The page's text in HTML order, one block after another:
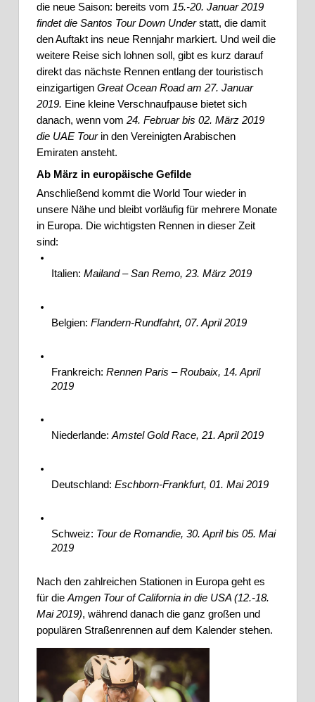
die neue Saison: bereits vom 15.-20. Januar 2019
findet die Santos Tour Down Under statt, die damit
den Auftakt ins neue Rennjahr markiert. Und weil die
weitere Reise sich lohnen soll, gibt es kurz darauf
direkt das nächste Rennen entlang der touristisch
einzigartigen Great Ocean Road am 27. Januar
2019. Eine kleine Verschnaufpause bietet sich
danach, wenn vom 24. Februar bis 02. März 2019
die UAE Tour in den Vereinigten Arabischen
Emiraten ansteht.
Ab März in europäische Gefilde
Anschließend kommt die World Tour wieder in
unsere Nähe und bleibt vorläufig für mehrere Monate
in Europa. Die wichtigsten Rennen in dieser Zeit
sind:
Italien: Mailand – San Remo, 23. März 2019
Belgien: Flandern-Rundfahrt, 07. April 2019
Frankreich: Rennen Paris – Roubaix, 14. April
2019
Niederlande: Amstel Gold Race, 21. April 2019
Deutschland: Eschborn-Frankfurt, 01. Mai 2019
Schweiz: Tour de Romandie, 30. April bis 05. Mai
2019
Nach den zahlreichen Stationen in Europa geht es
für die Amgen Tour of California in die USA (12.-18.
Mai 2019), während danach die ganz großen und
populären Straßenrennen auf dem Kalender stehen.